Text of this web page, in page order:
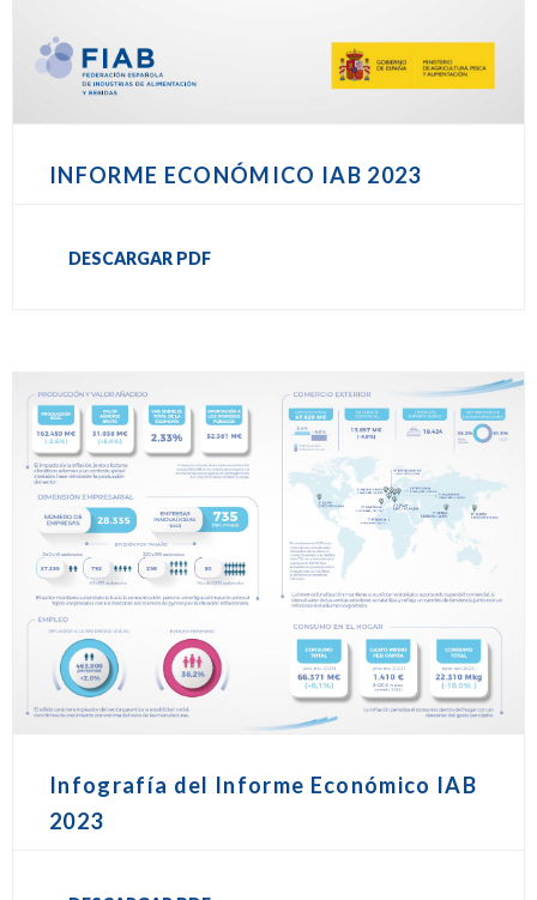
INFORME ECONÓMICO IAB 2023
DESCARGAR PDF
Infografía del Informe Económico IAB
2023